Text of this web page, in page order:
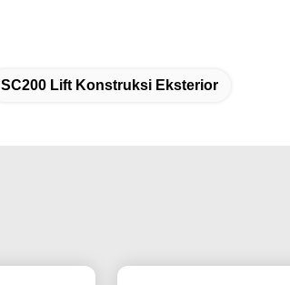
SC200 Lift Konstruksi Eksterior